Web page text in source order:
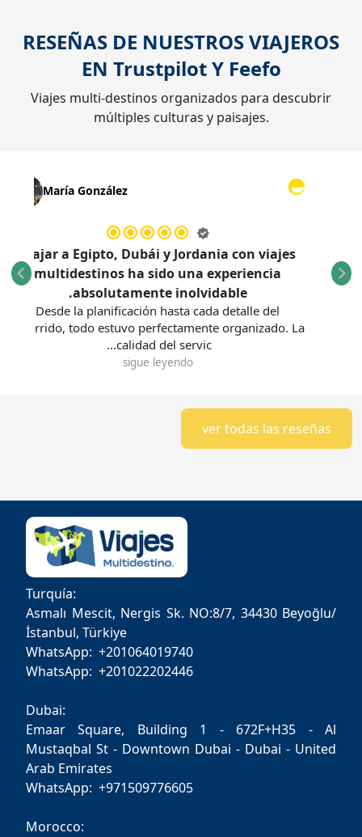
RESEÑAS DE NUESTROS VIAJEROS
EN TrustpilotY Feefo
Viajes multi-destinos organizados para descubrir
múltiples culturas y paisajes.
María González
Viajar a Egipto, Dubái y Jordania con viajes
multidestinos ha sido una experiencia
absolutamente inolvidable.
Desde la planificación hasta cada detalle del
recorrido, todo estuvo perfectamente organizado. La
calidad del servic...
sigue leyendo
ver todas las reseñas
Turquía:
Asmalı Mescit, Nergis Sk. NO:8/7, 34430 Beyoğlu/
İstanbul, Türkiye
WhatsApp: +201064019740
WhatsApp: +201022202446
Dubai:
Emaar Square, Building 1 - 672F+H35 - Al
Mustaqbal St - Downtown Dubai - Dubai - United
Arab Emirates
WhatsApp: +971509776605
Morocco: